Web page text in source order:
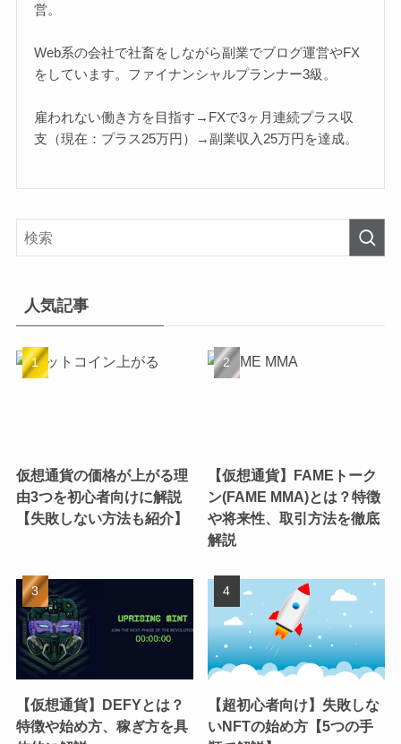
営。
Web系の会社で社畜をしながら副業でブログ運営やFX
をしています。ファイナンシャルプランナー3級。
雇われない働き方を目指す→FXで3ヶ月連続プラス収
支（現在：プラス25万円）→副業収入25万円を達成。
人気記事
仮想通貨の価格が上がる理
由3つを初心者向けに解説
【失敗しない方法も紹介】
【仮想通貨】FAMEトーク
ン(FAME MMA)とは？特徴
や将来性、取引方法を徹底
解説
【仮想通貨】DEFYとは？
特徴や始め方、稼ぎ方を具
【超初心者向け】失敗しな
いNFTの始め方【5つの手